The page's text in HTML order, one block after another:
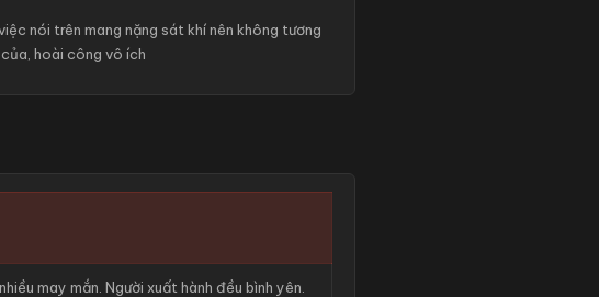
nói trên mang nặng sát khí nên không tương
hoài công vô ích
may mắn. Người xuất hành đều bình yên.